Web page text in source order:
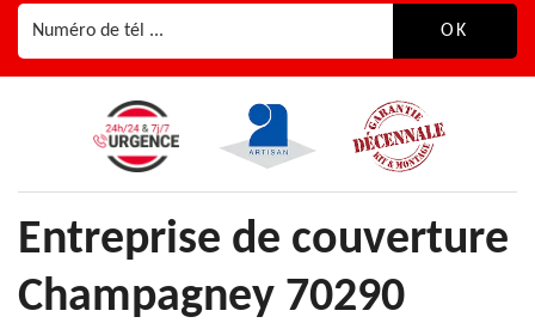
Entreprise de couverture
Champagney 70290